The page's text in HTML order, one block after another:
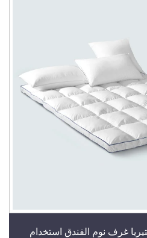
غرف نوم الفندق استخدام